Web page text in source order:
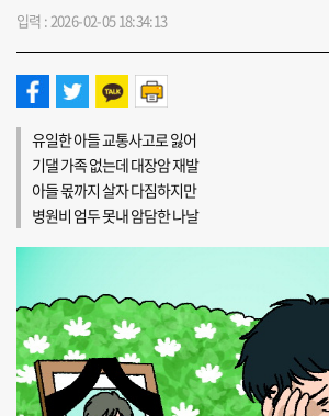
입력 : 2026-02-05 18:34:13
유일한 아들 교통사고로 잃어
기댈 가족 없는데 대장암 재발
아들 몫까지 살자 다짐하지만
병원비 엄두 못내 암담한 나날